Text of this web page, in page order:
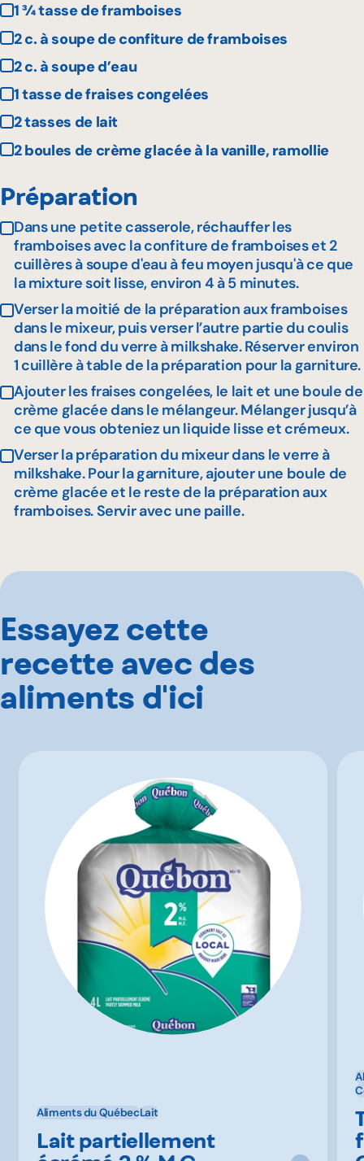
1 ¾ tasse de framboises
2 c. à soupe de confiture de framboises
2 c. à soupe d’eau
1 tasse de fraises congelées
2 tasses de lait
2 boules de crème glacée à la vanille, ramollie
Préparation
Dans une petite casserole, réchauffer les
framboises avec la confiture de framboises et 2
cuillères à soupe d'eau à feu moyen jusqu'à ce que
la mixture soit lisse, environ 4 à 5 minutes.
Verser la moitié de la préparation aux framboises
dans le mixeur, puis verser l’autre partie du coulis
dans le fond du verre à milkshake. Réserver environ
1 cuillère à table de la préparation pour la garniture.
Ajouter les fraises congelées, le lait et une boule de
crème glacée dans le mélangeur. Mélanger jusqu’à
ce que vous obteniez un liquide lisse et crémeux.
Verser la préparation du mixeur dans le verre à
milkshake. Pour la garniture, ajouter une boule de
crème glacée et le reste de la préparation aux
framboises. Servir avec une paille.
Essayez cette
recette avec des
aliments d'ici
Aliments du QuébecLait
Lait partiellement